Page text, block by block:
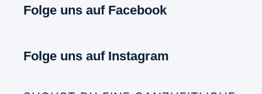
Folge uns auf Facebook
Folge uns auf Instagram